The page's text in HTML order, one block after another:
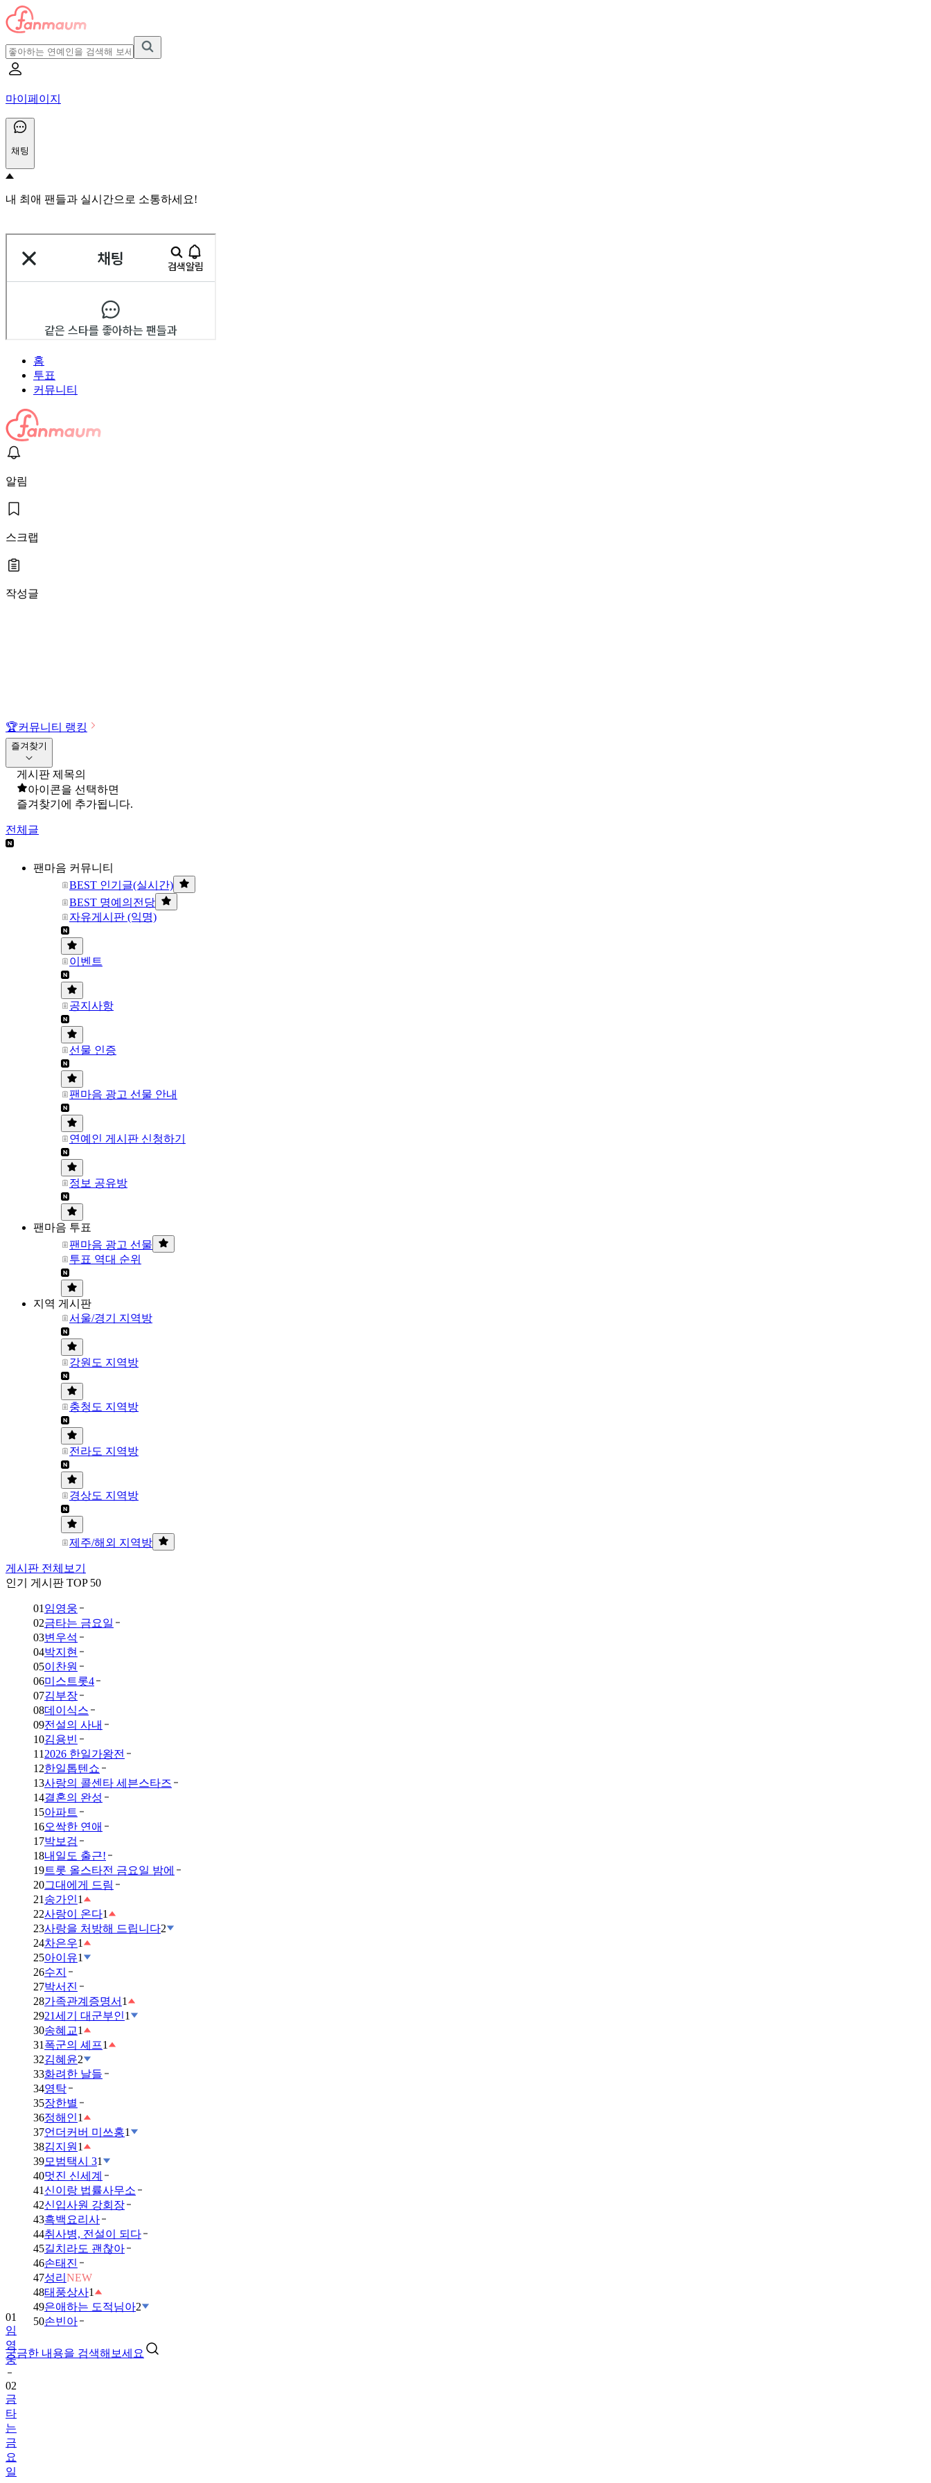
마이페이지
채팅
내 최애 팬들과 실시간으로 소통하세요!
홈
투표
커뮤니티
알림
스크랩
작성글
🏆커뮤니티 랭킹
즐겨찾기
게시판 제목의
아이콘을 선택하면
즐겨찾기에 추가됩니다.
전체글
팬마음 커뮤니티
BEST 인기글(실시간)
BEST 명예의전당
자유게시판 (익명)
이벤트
공지사항
선물 인증
팬마음 광고 선물 안내
연예인 게시판 신청하기
정보 공유방
팬마음 투표
팬마음 광고 선물
투표 역대 순위
지역 게시판
서울/경기 지역방
강원도 지역방
충청도 지역방
전라도 지역방
경상도 지역방
제주/해외 지역방
게시판 전체보기
인기 게시판 TOP 50
01 임영웅
02금타는 금요일
03변우석
04박지현
05이찬원
06미스트롯4
07김부장
08데이식스
09전설의 사내
10김용빈
11 2026 한일가왕전
12한일톱텐쇼
13사랑의 콜센타 세븐스타즈
14결혼의 완성
15아파트
16오싹한 연애
17박보검
18내일도 출근!
19트롯 올스타전 금요일 밤에
20그대에게 드림
21 송가인1
22사랑이 온다1
23사랑을 처방해 드립니다2
24차은우1
25아이유1
26수지
27박서진
28가족관계증명서 1
2921세기 대군부인1
30송혜교1
31 폭군의 셰프1
32김혜윤2
33화려한 날들
34영탁
35장한별
36정해인1
37언더커버 미쓰홍1
38김지원 1
39모범택시 31
40멋진 신세계
41 신이랑 법률사무소
42신입사원 강회장
43흑백요리사
44취사병, 전설이 되다
45길치라도 괜찮아
46손태진
47성리 NEW
48태풍상사1
49은애하는 도적님아2
50손빈아
궁금한 내용을 검색해보세요
01
임
영
웅
02
금
타
는
금
요
일